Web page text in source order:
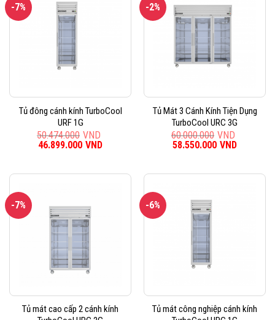
-7%
Tủ đông cánh kính TurboCool
URF 1G
50.474.000 VND
Giá
50.474.000VND.
46.899.000 VND
là:
-2%
Tủ Mát 3 Cánh Kính Tiện Dụng
TurboCool URC 3G
60.000.000 VND
Giá
60.000.000VND.
58.550.000 VND
là:
-7%
Tủ mát cao cấp 2 cánh kính
-6%
Tủ mát công nghiệp cánh kính